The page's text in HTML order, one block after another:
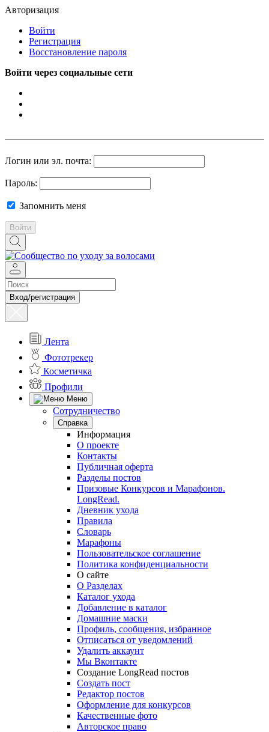
Авторизация
Войти
Регистрация
Восстановление пароля
Войти через социальные сети
Логин или эл. почта:
Пароль:
Запомнить меня
Войти
Вход/регистрация
Лента
Фототрекер
Косметичка
Профили
Меню
Сотрудничество
Справка
Информация
О проекте
Контакты
Публичная оферта
Разделы постов
Призовые Конкурсов и Марафонов.
LongRead.
Дневник ухода
Правила
Словарь
Марафоны
Пользовательское соглашение
Политика конфиденциальности
О сайте
О Разделах
Каталог ухода
Добавление в каталог
Домашние маски
Профиль, сообщения, избранное
Отписаться от уведомлений
Удалить аккаунт
Мы Вконтакте
Создание LongRead постов
Создать пост
Редактор постов
Оформление для конкурсов
Качественные фото
Авторское право